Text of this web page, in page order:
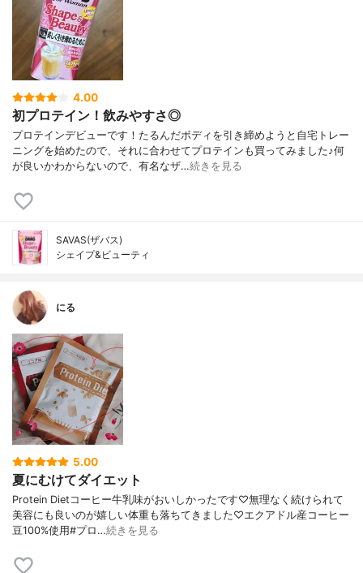
4.00
初プロテイン！飲みやすさ◎
プロテインデビューです！たるんだボディを引き締めようと自宅トレー
ニングを始めたので、それに合わせてプロテインも買ってみました♪何
が良いかわからないので、有名なザ…続きを見る
SAVAS(ザバス)
シェイプ&ビューティ
にる
5.00
夏にむけてダイエット
Protein Dietコーヒー牛乳味がおいしかったです♡無理なく続けられて
美容にも良いのが嬉しい体重も落ちてきました♡エクアドル産コーヒー
豆100%使用#プロ…続きを見る